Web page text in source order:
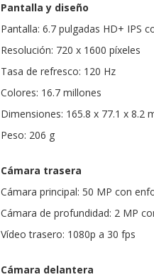
Pantalla y diseño
Pantalla: 6.7 pulgadas HD+ IPS
Resolución: 720 x 1600 píxeles
Tasa de refresco: 120 Hz
Colores: 16.7 millones
Dimensiones: 165.8 x 77.1 x 8.2
Peso: 206 g
Cámara trasera
Cámara principal: 50 MP con
Cámara de profundidad: 2 MP
Vídeo trasero: 1080p a 30 fps
Cámara delantera